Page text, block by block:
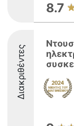
8.7
Διακριθέντες